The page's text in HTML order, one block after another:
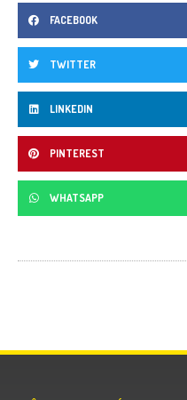
FACEBOOK
TWITTER
LINKEDIN
PINTEREST
WHATSAPP